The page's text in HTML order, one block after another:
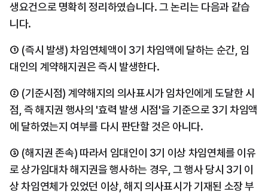
생요건으로 명확히 정리하였습니다. 그 논리는 다음과 같습
니다.
① (즉시 발생) 차임연체액이 3기 차임액에 달하는 순간, 임
대인의 계약해지권은 즉시 발생한다.
② (기준시점) 계약해지의 의사표시가 임차인에게 도달한 시
점, 즉 해지권 행사의 '효력 발생 시점'을 기준으로 3기 차임액
에 달하였는지 여부를 다시 판단할 것은 아니다.
③ (해지권 존속) 따라서 임대인이 3기 이상 차임연체를 이유
로 상가임대차 해지권을 행사하는 경우, 그 행사 당시 3기 이
상 차임연체가 있었던 이상, 해지 의사표시가 기재된 소장 부